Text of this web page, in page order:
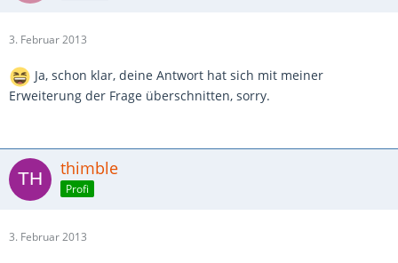
3. Februar 2013
Ja, schon klar, deine Antwort hat sich mit meiner
Erweiterung der Frage überschnitten, sorry.
thimble
Profi
3. Februar 2013